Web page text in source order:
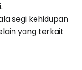
segi kehidupan
yang terkait